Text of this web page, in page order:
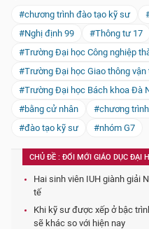
#chương trình đào tạo kỹ sư
#Nghị định 99
#Thông tư 17
#Trường Đại học Công nghiệp
#Trường Đại học Giao thông vận
#Trường Đại học Bách khoa Đà
#bằng cử nhân
#chương
#đào tạo kỹ sư
#nhóm G7
CHỦ ĐỀ : ĐỔI MỚI GIÁO DỤC ĐẠI
Hai sinh viên IUH giành giải
tế
Khi kỹ sư được xếp ở bậc
sẽ khác so với hiện nay